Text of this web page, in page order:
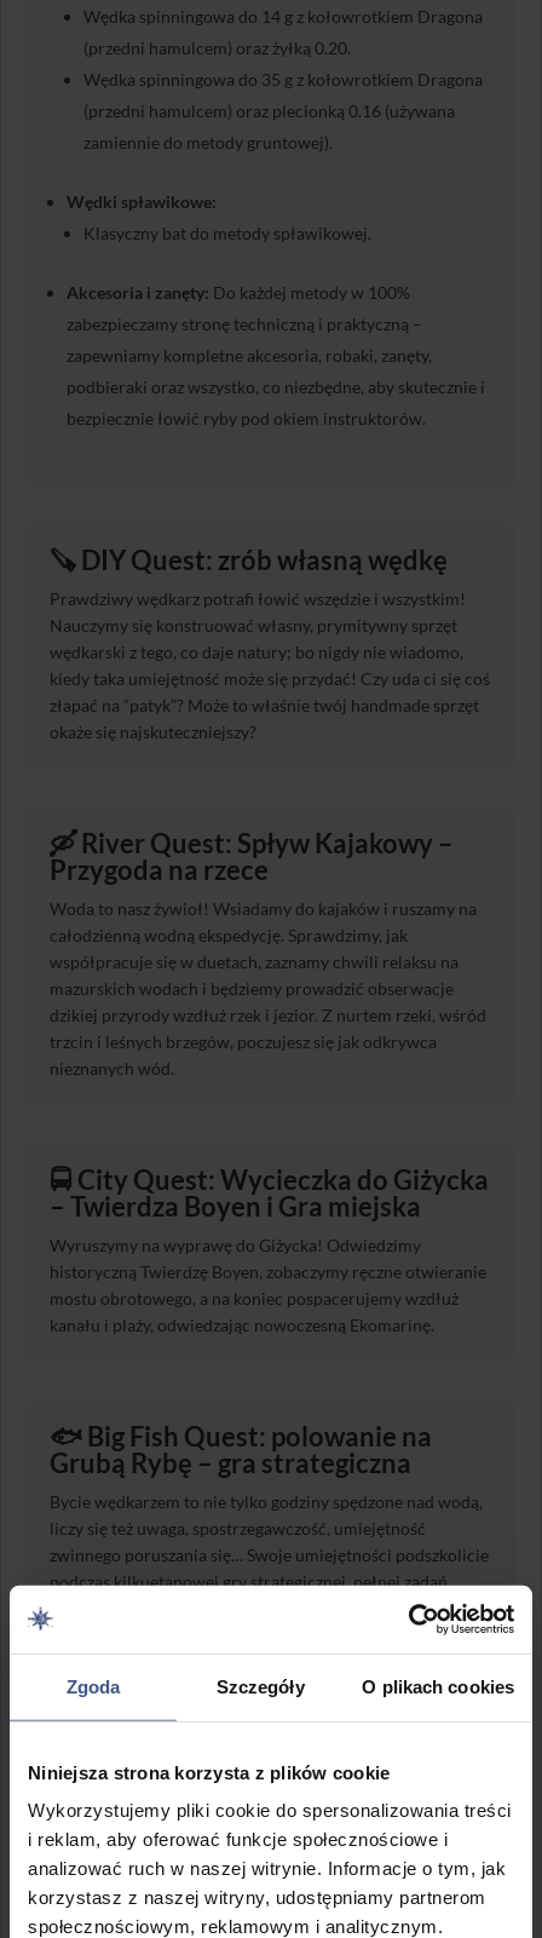
Zgoda Szczegóły O plikach cookies
Niniejsza strona korzysta z plików cookie
Wykorzystujemy pliki cookie do spersonalizowania treści
i reklam, aby oferować funkcje społecznościowe i
analizować ruch w naszej witrynie. Informacje o tym, jak
korzystasz z naszej witryny, udostępniamy partnerom
społecznościowym, reklamowym i analitycznym.
Wędka spinningowa do 14 g z kołowrotkiem Dragona
(przedni hamulcem) oraz żyłką 0.20.
Wędka spinningowa do 35 g z kołowrotkiem Dragona
(przedni hamulcem) oraz plecionką 0.16 (używana
zamiennie do metody gruntowej).
Wędki spławikowe:
Klasyczny bat do metody spławikowej.
Akcesoria i zanęty: Do każdej metody w 100%
zabezpieczamy stronę techniczną i praktyczną –
zapewniamy kompletne akcesoria, robaki, zanęty,
podbieraki oraz wszystko, co niezbędne, aby skutecznie i
bezpiecznie łowić ryby pod okiem instruktorów.
🪚 DIY Quest: zrób własną wędkę
Prawdziwy wędkarz potrafi łowić wszędzie i wszystkim!
Nauczymy się konstruować własny, prymitywny sprzęt
wędkarski z tego, co daje natury; bo nigdy nie wiadomo,
kiedy taka umiejętność może się przydać! Czy uda ci się coś
złapać na “patyk”? Może to właśnie twój handmade sprzęt
okaże się najskuteczniejszy?
🛶River Quest: Spływ Kajakowy –
Przygoda na rzece
Woda to nasz żywioł! Wsiadamy do kajaków i ruszamy na
całodzienną wodną ekspedycję. Sprawdzimy, jak
współpracuje się w duetach, zaznamy chwili relaksu na
mazurskich wodach i będziemy prowadzić obserwacje
dzikiej przyrody wzdłuż rzek i jezior. Z nurtem rzeki, wśród
trzcin i leśnych brzegów, poczujesz się jak odkrywca
nieznanych wód.
🚍 City Quest: Wycieczka do Giżycka
– Twierdza Boyen i Gra miejska
Wyruszymy na wyprawę do Giżycka! Odwiedzimy
historyczną Twierdzę Boyen, zobaczymy ręczne otwieranie
mostu obrotowego, a na koniec pospacerujemy wzdłuż
kanału i plaży, odwiedzając nowoczesną Ekomarinę.
🐟 Big Fish Quest: polowanie na
Grubą Rybę – gra strategiczna
Bycie wędkarzem to nie tylko godziny spędzone nad wodą,
liczy się też uwaga, spostrzegawczość, umiejętność
zwinnego poruszania się… Swoje umiejętności podszkolicie
podczas kilkuetapowej gry strategicznej, pełnej zadań
indywidualnych i grupowych, która pozwoli rozwiązać
terenie
Obóz wędkarski to też miejsce, by nauczyć się komfortowo
czuć w otoczeniu natury, w końcu to ona skrywa najlepsze
miejscówki! Nauczymy się poruszać po lesie zgodnie z
zasadami Leave No Trace, orientować w terenie, budować
schronienia i rozpalać ogień.